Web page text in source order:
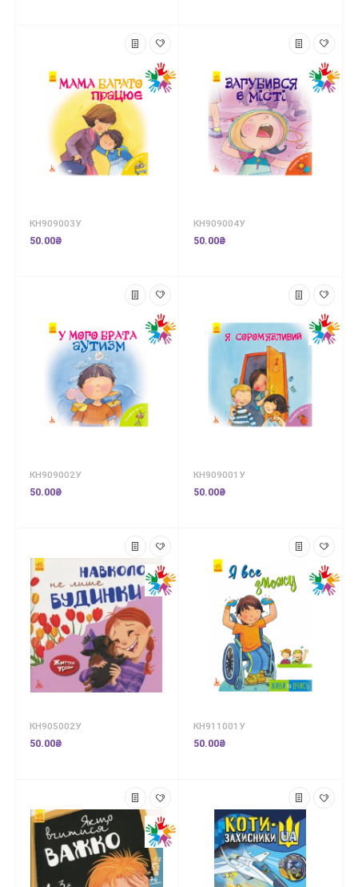
КН909003У
50.00₴
КН909004У
50.00₴
КН909002У
50.00₴
КН909001У
50.00₴
КН905002У
50.00₴
КН911001У
50.00₴